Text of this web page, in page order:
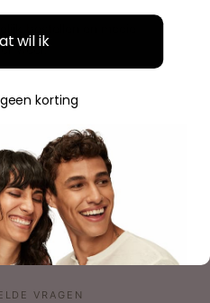
weer.
VRAGEN
wil ik
korting